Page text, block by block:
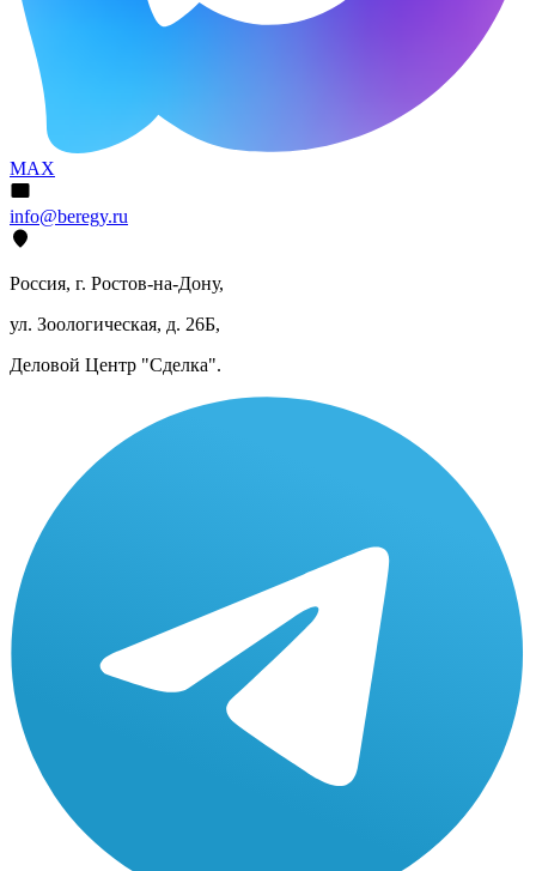
MAX
info@beregy.ru
Россия, г. Ростов-на-Дону,
ул. Зоологическая, д. 26Б,
Деловой Центр "Сделка".